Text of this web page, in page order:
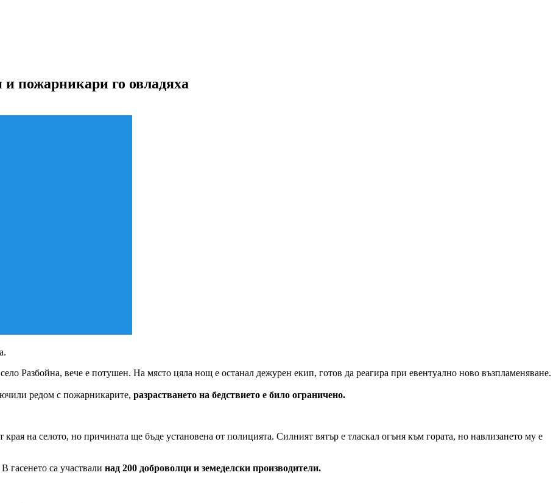
пожарникари го овладяха
Разбойна, вече е потушен. На място цяла нощ е останал дежурен екип, готов да реагира при евентуално ново възпламеняване.
редом с пожарникарите, разрастването на бедствието е било ограничено.
на селото, но причината ще бъде установена от полицията. Силният вятър е тласкал огъня към гората, но навлизането му е
гасенето са участвали над 200 доброволци и земеделски производители.